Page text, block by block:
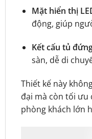
Mặt hiển thị
động, giúp
Kết cấu tủ
sàn, dễ di
Thiết kế này
đại mà còn tối ưu
phòng khách lớn